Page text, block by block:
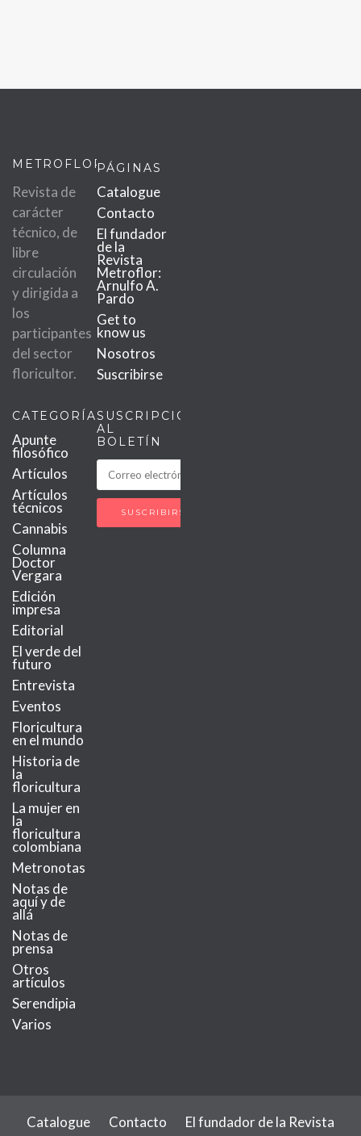
METROFLOR
Revista de
carácter
técnico, de
libre
circulación
y dirigida a
los
participantes
del sector
floricultor.
PÁGINAS
Catalogue
Contacto
El fundador
de la
Revista
Metroflor:
Arnulfo A.
Pardo
Get to
know us
Nosotros
Suscribirse
CATEGORÍAS
Apunte
filosófico
Artículos
Artículos
técnicos
Cannabis
Columna
Doctor
Vergara
Edición
impresa
Editorial
El verde del
futuro
Entrevista
Eventos
Floricultura
en el mundo
Historia de
la
floricultura
La mujer en
la
floricultura
colombiana
Metronotas
Notas de
aquí y de
allá
Notas de
prensa
Otros
artículos
Serendipia
Varios
SUSCRIPCIÓN
AL
BOLETÍN
Catalogue Contacto
El fundador de la Revista